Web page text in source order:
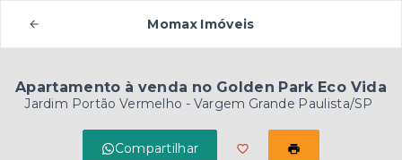
Momax Imóveis
Apartamento à venda no Golden Park Eco Vida
Jardim Portão Vermelho - Vargem Grande Paulista/SP
Compartilhar